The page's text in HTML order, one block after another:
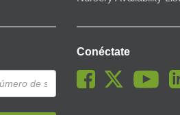
Conéctate